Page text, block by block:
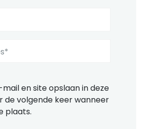
mail en site opslaan in deze
de volgende keer wanneer
plaats.